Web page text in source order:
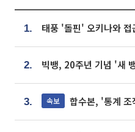
1.
2.
3. 속보 합수본, '통계 조작' 서울